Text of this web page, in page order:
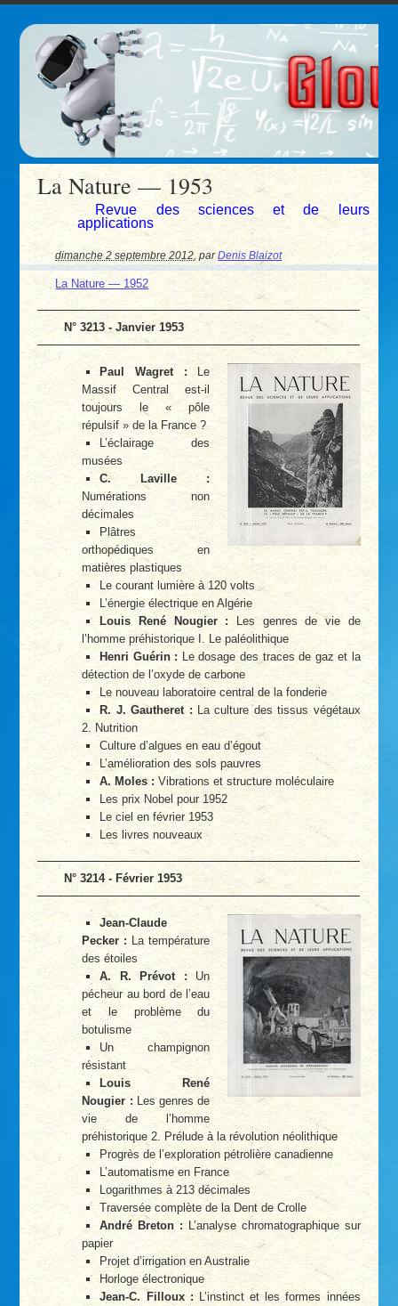
La Nature — 1953
Revue des sciences et de leurs
applications
dimanche 2 septembre 2012,parDenis Blaizot
La Nature — 1952
N° 3213 - Janvier 1953
Paul Wagret :Le
Massif Central est-il
toujours le « pôle
répulsif » de la France ?
L’éclairage des
musées
C. Laville :
Numérations non
décimales
Plâtres
orthopédiques en
matières plastiques
Le courant lumière à 120 volts
L’énergie électrique en Algérie
Louis René Nougier :Les genres de vie de
l’homme préhistorique I. Le paléolithique
Henri Guérin : Le dosage des traces de gaz et la
détection de l’oxyde de carbone
Le nouveau laboratoire central de la fonderie
R. J. Gautheret :La culture des tissus végétaux
2. Nutrition
Culture d’algues en eau d’égout
L’amélioration des sols pauvres
A. Moles : Vibrations et structure moléculaire
Les prix Nobel pour 1952
Le ciel en février 1953
Les livres nouveaux
N° 3214 - Février 1953
Jean-Claude
Pecker : La température
des étoiles
A. R. Prévot :Un
pécheur au bord de l’eau
et le problème du
botulisme
Un champignon
résistant
Louis René
Nougier :Les genres de
vie de l’homme
préhistorique 2. Prélude à la révolution néolithique
Progrès de l’exploration pétrolière canadienne
L’automatisme en France
Logarithmes à 213 décimales
Traversée complète de la Dent de Crolle
André Breton : L’analyse chromatographique sur
papier
Projet d’irrigation en Australie
Horloge électronique
Jean-C. Filloux :L’instinct et les formes innées